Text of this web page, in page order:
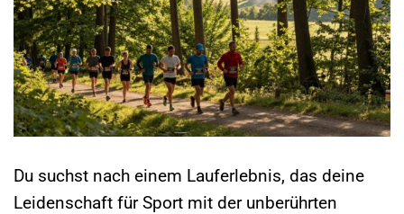
Du suchst nach einem Lauferlebnis, das deine
Leidenschaft für Sport mit der unberührten